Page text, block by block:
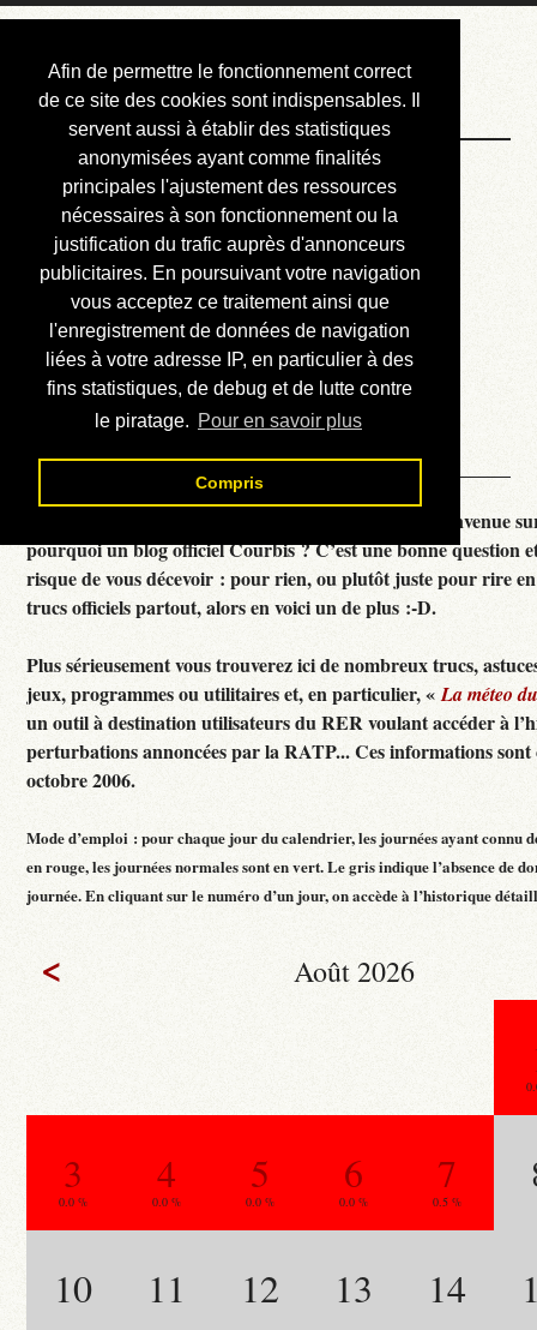
Afin de permettre le fonctionnement correct
de ce site des cookies sont indispensables. Il
servent aussi à établir des statistiques
anonymisées ayant comme finalités
principales l'ajustement des ressources
nécessaires à son fonctionnement ou la
justification du trafic auprès d'annonceurs
publicitaires. En poursuivant votre navigation
vous acceptez ce traitement ainsi que
l'enregistrement de données de navigation
liées à votre adresse IP, en particulier à des
fins statistiques, de debug et de lutte contre
le piratage. Pour en savoir plus
Compris
Courbis, « LE »
Blog Officiel
Bienvenue
Réalisations
Divers (et d’été)
Annonces
Liens externes
Téléchargement
Contact
Courbis, « LE » Blog Officiel - je vous souhaite la bienvenue
pourquoi un blog officiel Courbis ? C’est une bonne question
risque de vous décevoir : pour rien, ou plutôt juste pour rire
trucs officiels partout, alors en voici un de plus :-D.
Plus sérieusement vous trouverez ici de nombreux trucs,
jeux, programmes ou utilitaires et, en particulier, «La méteo
un outil à destination utilisateurs du RER voulant accéder à
perturbations annoncées par la RATP... Ces informations sont
octobre 2006.
Mode d’emploi : pour chaque jour du calendrier, les journées ayant connu
en rouge, les journées normales sont en vert. Le gris indique l’absence de
journée. En cliquant sur le numéro d’un jour, on accède à l’historique
< Août 2026
3
0.0 %
4
0.0 %
5
0.0 %
6
0.0 %
7
0.5 %
10 11 12 13 14